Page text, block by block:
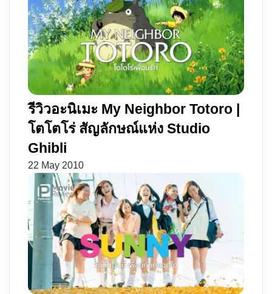
รีวิวอะนิเมะ My Neighbor Totoro |
โตโตโร่ สัญลักษณ์แห่ง Studio
Ghibli
22 May 2010